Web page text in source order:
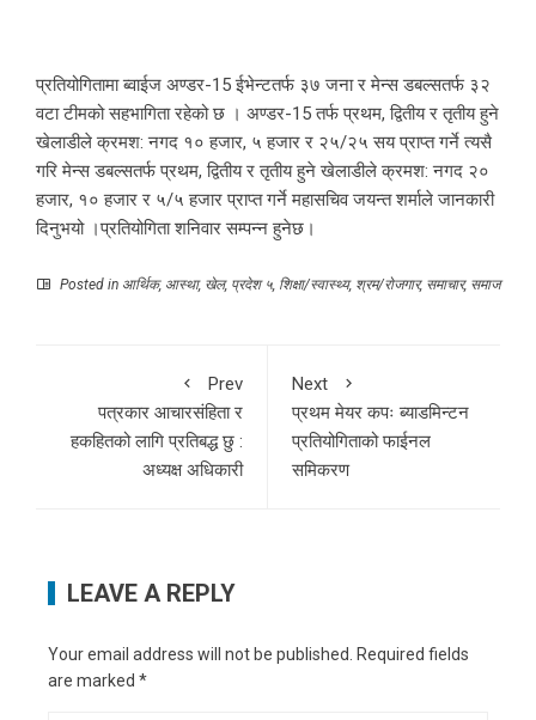
प्रतियोगितामा ब्वाईज अण्डर-15 ईभेन्टतर्फ ३७ जना र मेन्स डबल्सतर्फ ३२
वटा टीमको सहभागिता रहेको छ । अण्डर-15 तर्फ प्रथम, द्वितीय र तृतीय हुने
खेलाडीले क्रमश: नगद १० हजार, ५ हजार र २५/२५ सय प्राप्त गर्ने त्यसै
गरि मेन्स डबल्सतर्फ प्रथम, द्वितीय र तृतीय हुने खेलाडीले क्रमश: नगद २०
हजार, १० हजार र ५/५ हजार प्राप्त गर्ने महासचिव जयन्त शर्माले जानकारी
दिनुभयो ।प्रतियोगिता शनिवार सम्पन्न हुनेछ।
Posted in आर्थिक, आस्था, खेल, प्रदेश ५, शिक्षा/स्वास्थ्य, श्रम/रोजगार, समाचार, समाज
Prev
पत्रकार आचारसंहिता र
हकहितको लागि प्रतिबद्ध छु :
अध्यक्ष अधिकारी
Next
प्रथम मेयर कपः ब्याडमिन्टन
प्रतियोगिताको फाईनल
समिकरण
LEAVE A REPLY
Your email address will not be published.
Required fields
are marked *